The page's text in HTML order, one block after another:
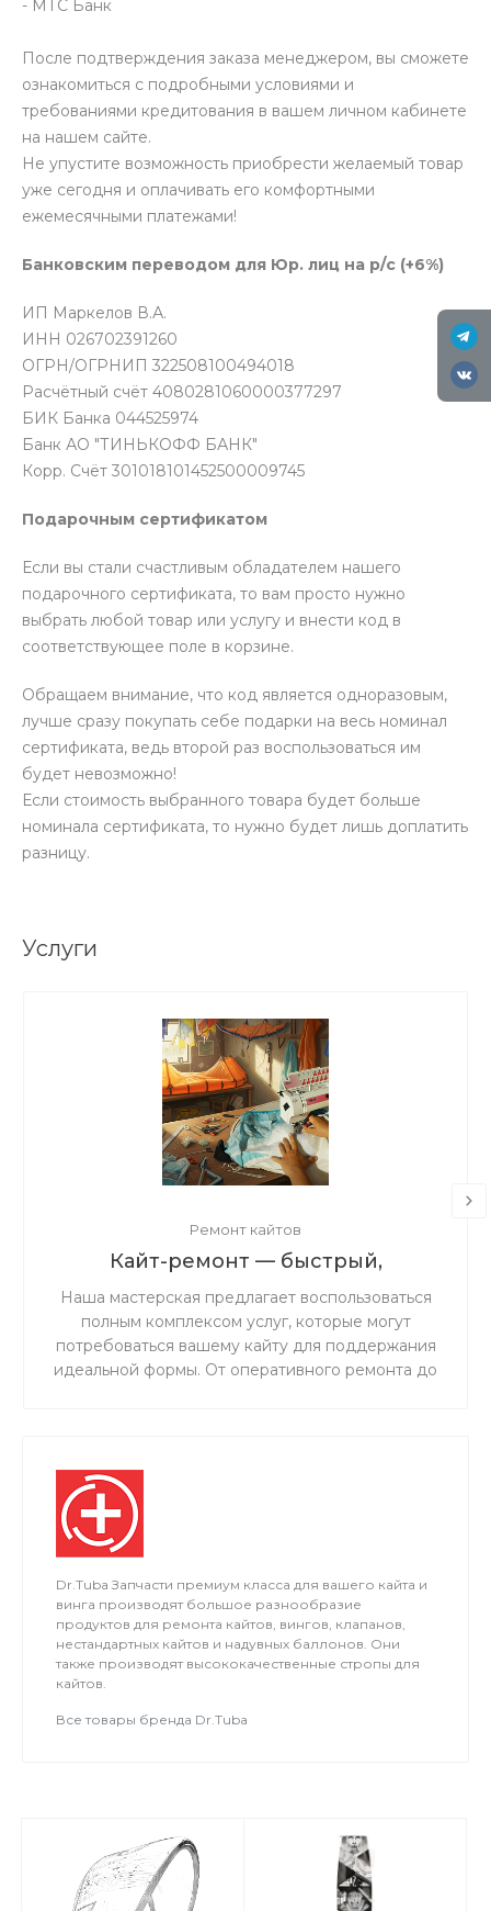
- МТС Банк
После подтверждения заказа менеджером, вы сможете
ознакомиться с подробными условиями и
требованиями кредитования в вашем личном кабинете
на нашем сайте.
Не упустите возможность приобрести желаемый товар
уже сегодня и оплачивать его комфортными
ежемесячными платежами!
Банковским переводом для Юр. лиц на р/с (+6%)
ИП Маркелов В.А.
ИНН 026702391260
ОГРН/ОГРНИП 322508100494018
Расчётный счёт 4080281060000377297
БИК Банка 044525974
Банк АО "ТИНЬКОФФ БАНК"
Корр. Счёт 301018101452500009745
Подарочным сертификатом
Если вы стали счастливым обладателем нашего
подарочного сертификата, то вам просто нужно
выбрать любой товар или услугу и внести код в
соответствующее поле в корзине.
Обращаем внимание, что код является одноразовым,
лучше сразу покупать себе подарки на весь номинал
сертификата, ведь второй раз воспользоваться им
будет невозможно!
Если стоимость выбранного товара будет больше
номинала сертификата, то нужно будет лишь доплатить
разницу.
Услуги
Ремонт кайтов
Кайт-ремонт — быстрый,
надёжный, с душой.
Наша мастерская предлагает воспользоваться
полным комплексом услуг, которые могут
потребоваться вашему кайту для поддержания
идеальной формы. От оперативного ремонта до
Dr.Tuba Запчасти премиум класса для вашего кайта и
винга производят большое разнообразие
продуктов для ремонта кайтов, вингов, клапанов,
нестандартных кайтов и надувных баллонов. Они
также производят высококачественные стропы для
кайтов.
Все товары бренда Dr.Tuba